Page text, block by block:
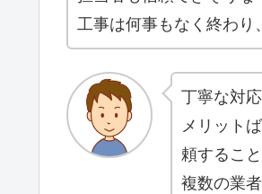
工事は何事もなく終わり
丁寧な対
メリット
頼するこ
複数の業